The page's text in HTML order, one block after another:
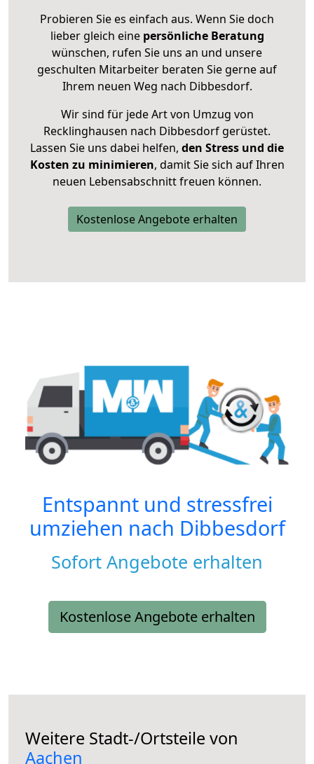
Probieren Sie es einfach aus. Wenn Sie doch
lieber gleich eine persönliche Beratung
wünschen, rufen Sie uns an und unsere
geschulten Mitarbeiter beraten Sie gerne auf
Ihrem neuen Weg nach Dibbesdorf.
Wir sind für jede Art von Umzug von
Recklinghausen nach Dibbesdorf gerüstet.
Lassen Sie uns dabei helfen, den Stress und die
Kosten zu minimieren, damit Sie sich auf Ihren
neuen Lebensabschnitt freuen können.
Kostenlose Angebote erhalten
Entspannt und stressfrei
umziehen nach Dibbesdorf
Sofort Angebote erhalten
Kostenlose Angebote erhalten
Weitere Stadt-/Ortsteile von
Aachen